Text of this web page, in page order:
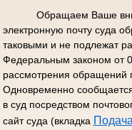
Обращаем Ваше
электронную почту суда
таковыми и не подлежат
Федеральным законом от
рассмотрения обращений
Одновременно
в суд посредством
сайт суда (вкладка